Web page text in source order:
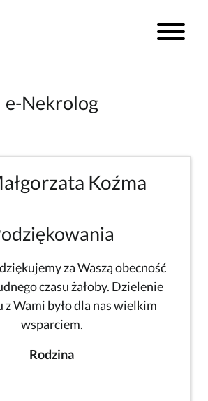
e-Nekrolog
Koźma
za Waszą obecność
czasu żałoby. Dzielenie
z Wami było dla nas wielkim
wsparciem.
Rodzina